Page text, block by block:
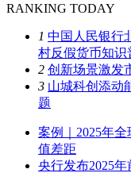
RANKING TODAY
1 中国人民银行
村反假货币知识
2 创新场景激发
3 山城科创添动
题
案例｜2025年
值差距
央行发布2025